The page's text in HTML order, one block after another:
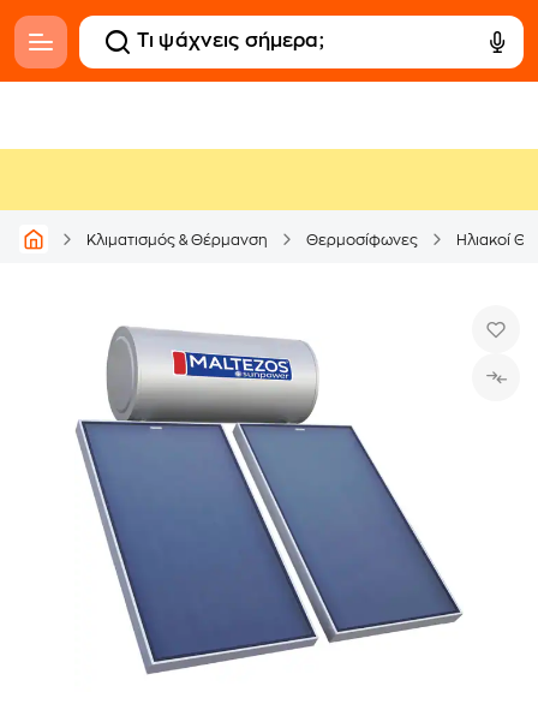
Κλιματισμός & Θέρμανση Θερμοσίφωνες Ηλιακοί